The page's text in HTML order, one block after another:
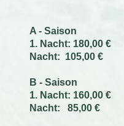
A - Saison
1. Nacht:
Nacht: 105,00 €
B - Saison
1. Nacht:
Nacht: 85,00 €